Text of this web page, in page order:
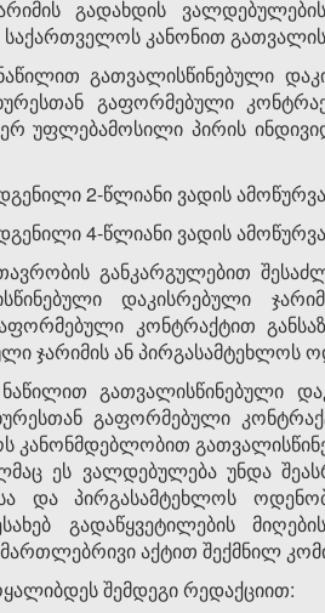
გადახდის
საქართველოს კანონით
გათვალისწინებული
გაფორმებული
უფლებამოსილი პირის
2-წლიანი ვადის
4-წლიანი ვადის
განკარგულებით
დაკისრებული
გაფორმებული კონტრაქტით
ჯარიმის ან პირგასამტეხლოს
გათვალისწინებული
გაფორმებული
კანონმდებლობით
ეს ვალდებულება უნდა
და პირგასამტეხლოს
გადაწყვეტილების
აქტით შექმნილ
შემდეგი რედაქციით: